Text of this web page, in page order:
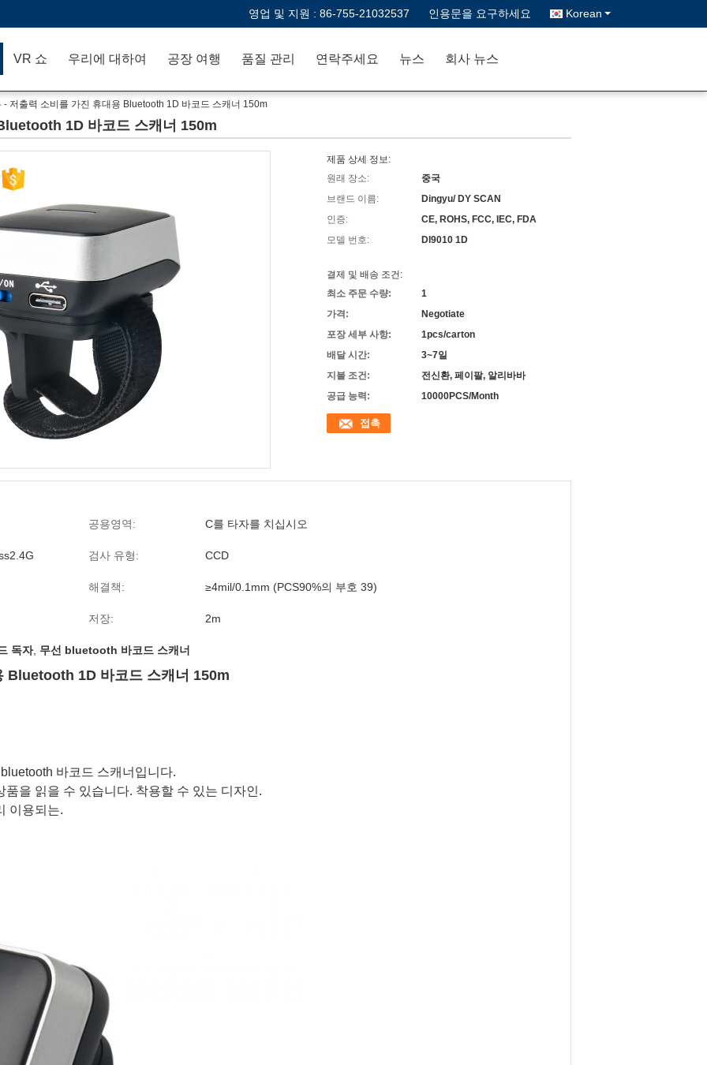
영업 및 지원 : 86-755-21032537 인용문을 요구하세요 Korean
VR 쇼 우리에 대하여 공장 여행 품질 관리 연락주세요 뉴스 회사 뉴스
- 저출력 소비를 가진 휴대용 Bluetooth 1D 바코드 스캐너 150m
1D 바코드 스캐너 150m
제품 상세 정보:
원래 장소:
중국
브랜드 이름:
Dingyu/ DY SCAN
인증:
CE, ROHS, FCC, IEC, FDA
모델 번호:
DI9010 1D
결제 및 배송 조건:
최소 주문 수량:
1
가격:
Negotiate
포장 세부 사항:
1pcs/carton
배달 시간:
3~7일
지불 조건:
전신환, 페이팔, 알리바바
공급 능력:
10000PCS/Month
접촉
공용영역: C를 타자를 치십시오
검사 유형: CCD
해결책: ≥4mil/0.1mm (PCS90%의 부호 39)
저장: 2m
독자, 무선 bluetooth 바코드 스캐너
Bluetooth 1D 바코드 스캐너 150m
바코드 스캐너입니다.
을 읽을 수 있습니다. 착용할 수 있는 디자인.
이용되는.